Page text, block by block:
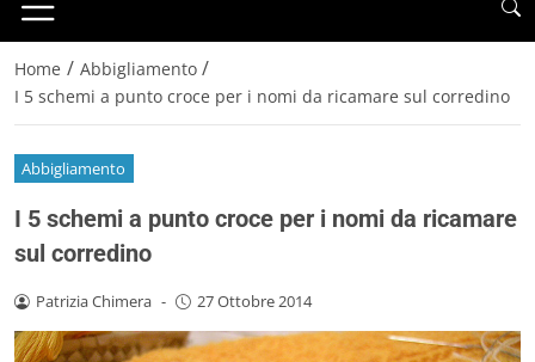
Home / Abbigliamento /
I 5 schemi a punto croce per i nomi da ricamare sul corredino
Abbigliamento
I 5 schemi a punto croce per i nomi da ricamare
sul corredino
Patrizia Chimera - 27 Ottobre 2014